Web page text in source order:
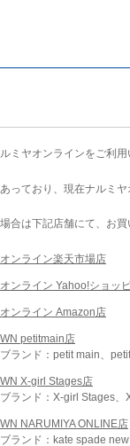
ミヤオンラインをご利
っており、現在ナルミ
合は下記店舗にて、お買
ンライン楽天市場店
ンライン Yahoo!ショッ
ンライン Amazon店
petitmain店
ランド：petit main、
X-girl Stages店
ランド：X-girl Stages、
NARUMIYA ONLINE店
ランド：kate spade